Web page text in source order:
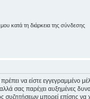
κατά τη διάρκεια της σύνδεσης
να είστε εγγεγραμμένο
σας παρέχει αυξημένες
συζητήσεων μπορεί επίσης να